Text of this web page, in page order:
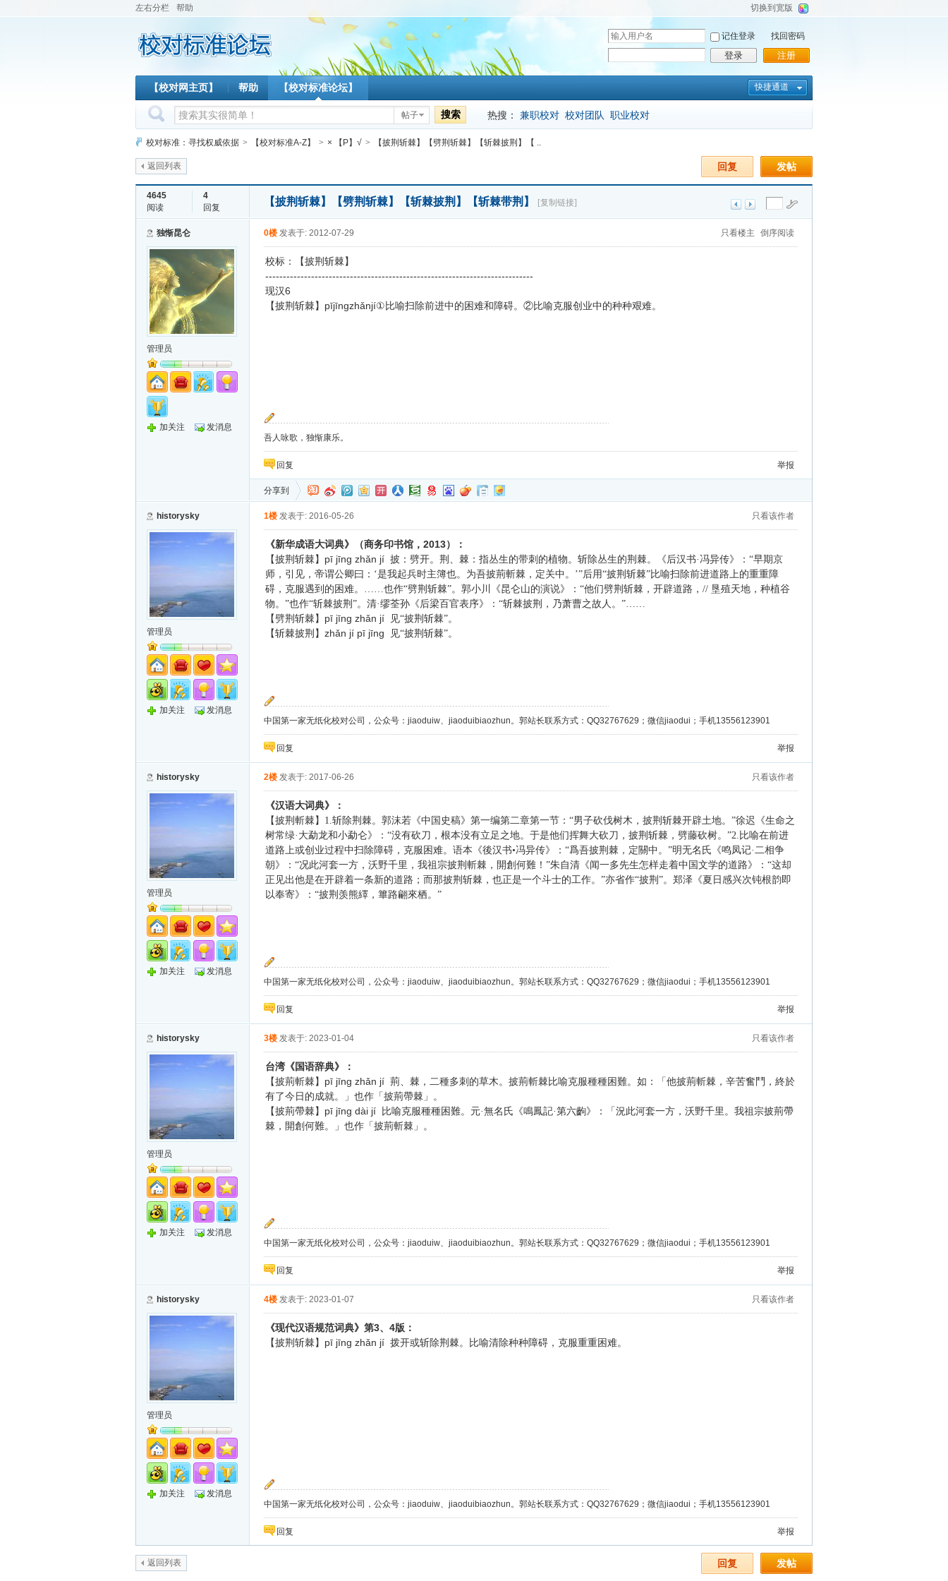
切换到宽版
左右分栏 帮助
用
户
名
记住登录
登录
找回密码
注册
快捷通道
【校对网主页】 帮助 【校对标准论坛】
帖子 搜索 热搜： 兼职校对 校对团队 职业校对
校对标准：寻找权威依据 > 【校对标准A-Z】 > × 【P】√ > 【披荆斩棘】【劈荆斩棘】【斩棘披荆】【 ..
发帖
回复
返回列表
4645
阅读
4
回复
【披荆斩棘】【劈荆斩棘】【斩棘披荆】【斩棘带荆】 [复制链接]
独惭昆仑
管理员
加关注 发消息
只看楼主 倒序阅读
0楼 发表于: 2012-07-29
校标：【披荆斩棘】
----------------------------------------------------------------------------
现汉6
【披荆斩棘】pījīnɡzhǎnjí①比喻扫除前进中的困难和障碍。②比喻克服创业中的种种艰难。
吾人咏歌，独惭康乐。
回复 举报
分享到
historysky
管理员
加关注 发消息
只看该作者
1楼 发表于: 2016-05-26
《新华成语大词典》（商务印书馆， 2013）：
【披荆斩棘】 pī jīnɡ zhǎn jí 披：劈开。荆、棘：指丛生的带刺的植物。斩除丛生的荆棘。《后汉书·冯异传》：“早期京
师，引见，帝谓公卿曰：‘是我起兵时主簿也。为吾披荊斬棘，定关中。’”后用“披荆斩棘”比喻扫除前进道路上的重重障
碍，克服遇到的困难。……也作“劈荆斩棘”。郭小川《昆仑山的演说》：“他们劈荆斩棘，开辟道路，// 垦殖天地，种植谷
物。”也作“斩棘披荆”。清·缪荃孙《后梁百官表序》：“斩棘披荆，乃萧曹之故人。”……
【劈荆斩棘】 pī jīnɡ zhǎn jí
见“披荆斩棘”。
【斩棘披荆】 zhǎn jí pī jīnɡ 见“披荆斩棘”。
中国第一家无纸化校对公司，公众号：jiaoduiw、jiaoduibiaozhun。郭站长联系方式：QQ32767629；微信jiaodui；手机13556123901
回复 举报
historysky
管理员
加关注 发消息
只看该作者
2楼 发表于: 2017-06-26
《汉语大词典》：
【披荆斬棘】1.斩除荆棘。郭沫若《中国史稿》第一编第二章第一节：“男子砍伐树木，披荆斩棘开辟土地。”徐迟《生命之
树常绿·大勐龙和小勐仑》：“没有砍刀，根本没有立足之地。于是他们挥舞大砍刀，披荆斩棘，劈藤砍树。”2.比喻在前进
道路上或创业过程中扫除障碍，克服困难。语本《後汉书•冯异传》：“爲吾披荆棘，定關中。”明无名氏《鸣凤记·二相争
朝》：“况此河套一方，沃野千里，我祖宗披荆斬棘，開創何難！”朱自清《闻一多先生怎样走着中国文学的道路》：“这却
正见出他是在开辟着一条新的道路；而那披荆斩棘，也正是一个斗士的工作。”亦省作“披荆”。郑泽《夏日感兴次钝根韵即
以奉寄》：“披荆羡熊繹，篳路翩來栖。”
中国第一家无纸化校对公司，公众号：jiaoduiw、jiaoduibiaozhun。郭站长联系方式：QQ32767629；微信jiaodui；手机13556123901
回复 举报
historysky
管理员
加关注 发消息
只看该作者
3楼 发表于: 2023-01-04
台湾《国语辞典》：
【披荊斬棘】 pī jīng zhǎn jí 荊、棘，二種多刺的草木。披荊斬棘比喻克服種種困難。如：「他披荊斬棘，辛苦奮鬥，終於
有了今日的成就。」也作「披荊帶棘」。
【披荊帶棘】 pī jīng dài jí
比喻克服種種困難。元·無名氏《鳴鳳記·第六齣》：「況此河套一方，沃野千里。我祖宗披荊帶
棘，開創何難。」也作「披荊斬棘」。
中国第一家无纸化校对公司，公众号：jiaoduiw、jiaoduibiaozhun。郭站长联系方式：QQ32767629；微信jiaodui；手机13556123901
回复 举报
historysky
管理员
加关注 发消息
只看该作者
4楼 发表于: 2023-01-07
《现代汉语规范词典》第3、4版：
【披荆斩棘】 pī jīnɡ zhǎn jí 拨开或斩除荆棘。比喻清除种种障碍，克服重重困难。
中国第一家无纸化校对公司，公众号：jiaoduiw、jiaoduibiaozhun。郭站长联系方式：QQ32767629；微信jiaodui；手机13556123901
回复 举报
发帖
回复
返回列表